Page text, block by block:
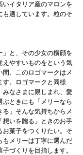
イタリア産のマロンを
適しています。粒のそ
と、その少女の横顔を
えやすいものをという気
、このロゴマークはメ
す。ロゴマークと同様
みなさまに親しまれ、愛
ときにも「メリーなら
」そんな気持ちからメ
想いを贈る」ときのお手
菓子をつくりたい。そ
もメリーは丁寧に選んだ
づくりを目指します。